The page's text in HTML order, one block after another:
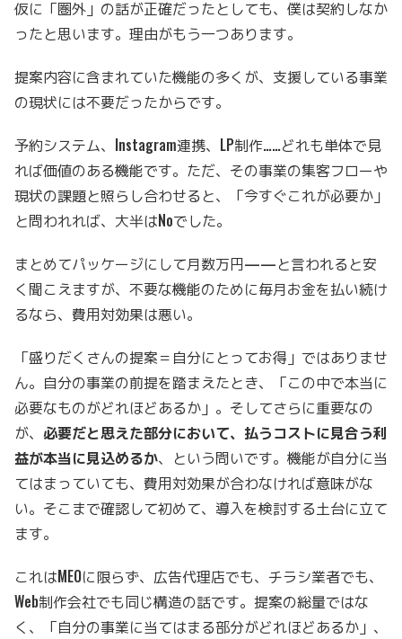
仮に「圏外」の話が正確だったとしても、僕は契約しなか
ったと思います。理由がもう一つあります。
提案内容に含まれていた機能の多くが、支援している事業
の現状には不要だったからです。
予約システム、Instagram連携、LP制作……どれも単体で見
れば価値のある機能です。ただ、その事業の集客フローや
現状の課題と照らし合わせると、「今すぐこれが必要か」
と問われれば、大半はNoでした。
まとめてパッケージにして月数万円——と言われると安
く聞こえますが、不要な機能のために毎月お金を払い続け
るなら、費用対効果は悪い。
「盛りだくさんの提案＝自分にとってお得」ではありませ
ん。自分の事業の前提を踏まえたとき、「この中で本当に
必要なものがどれほどあるか」。そしてさらに重要なの
が、 必要だと思えた部分において、払うコストに見合う利
益が本当に見込めるか、という問いです。機能が自分に当
てはまっていても、費用対効果が合わなければ意味がな
い。そこまで確認して初めて、導入を検討する土台に立て
ます。
これはMEOに限らず、広告代理店でも、チラシ業者でも、
Web制作会社でも同じ構造の話です。提案の総量ではな
く、「自分の事業に当てはまる部分がどれほどあるか」、